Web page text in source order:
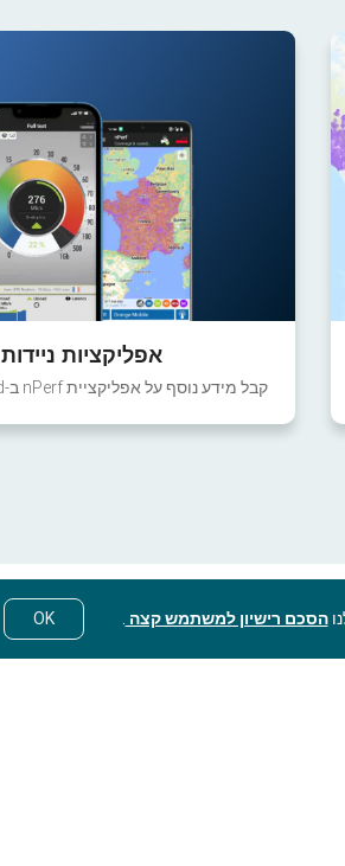
אפליקציות ניידות
קבל מידע נוסף על אפליקציית nPerf ב-Android וב-iOS
הסכם רישיון למשתמש קצה OK